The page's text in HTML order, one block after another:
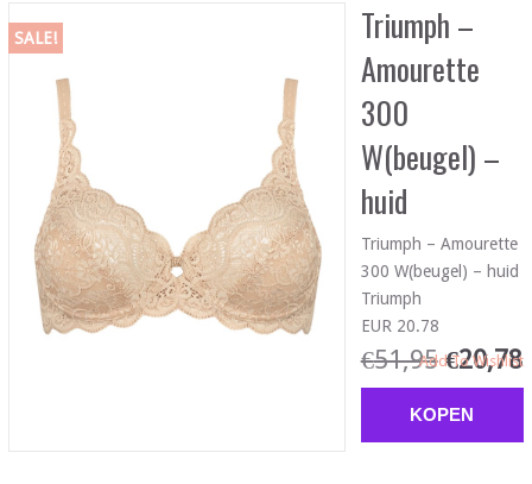
SALE!
Triumph –
Amourette
300
W(beugel) –
huid
Triumph – Amourette
300 W(beugel) – huid
Triumph
EUR 20.78
€51,95 €20,78
KOPEN
Add To Wishlist